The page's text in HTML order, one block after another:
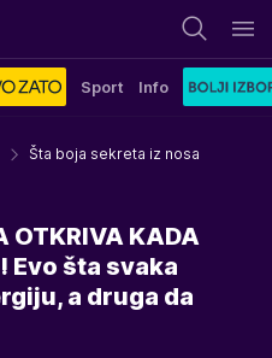
Sport Info
Šta boja sekreta iz nosa
OTKRIVA KADA
Evo šta svaka
a druga da